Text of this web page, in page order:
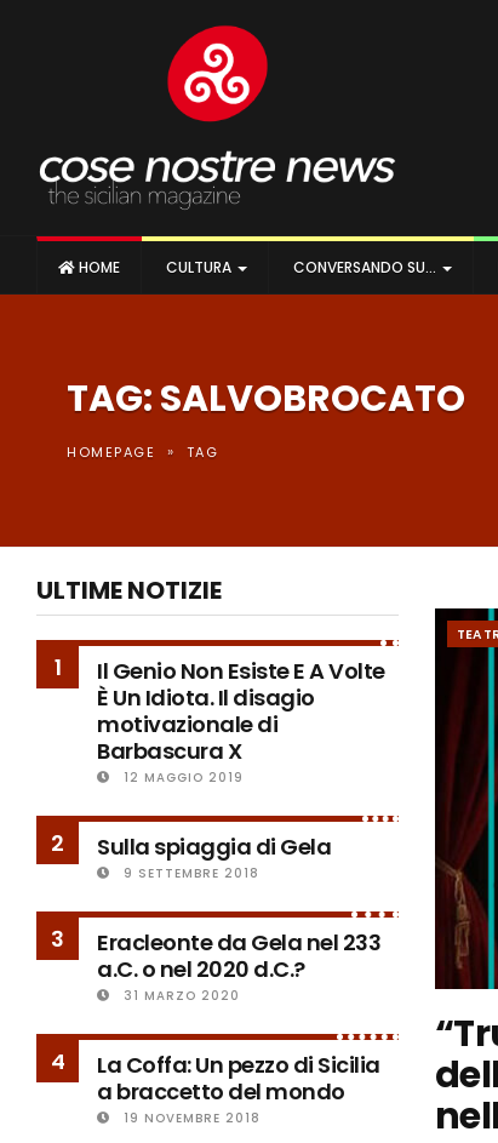
HOME CULTURA CONVERSANDO SU…
TAG: SALVOBROCATO
HOMEPAGE » TAG
ULTIME NOTIZIE
1
Il Genio Non Esiste E A Volte
È Un Idiota. Il disagio
motivazionale di
Barbascura X
12 MAGGIO 2019
2 Sulla spiaggia di Gela
9 SETTEMBRE 2018
3
Eracleonte da Gela nel 233
a.C. o nel 2020 d.C.?
31 MARZO 2020
4
La Coffa: Un pezzo di Sicilia
a braccetto del mondo
19 NOVEMBRE 2018